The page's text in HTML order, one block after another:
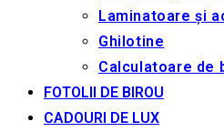
Laminatoare și
Ghilotine
Calculatoare de
FOTOLII DE BIROU
CADOURI DE LUX